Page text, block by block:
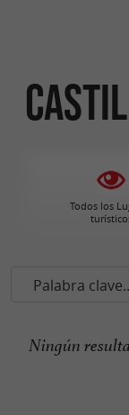
Todos los
Palabra
Ningún